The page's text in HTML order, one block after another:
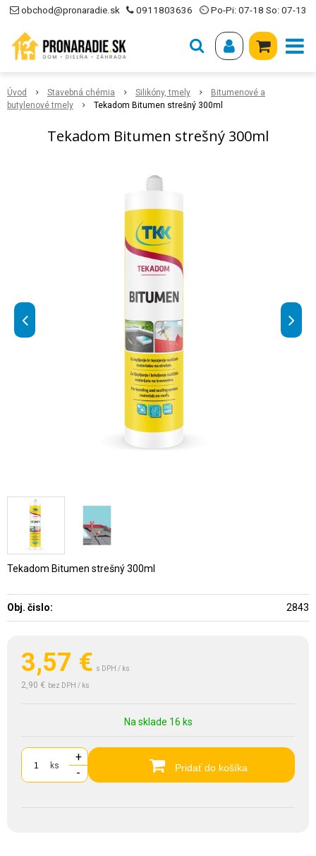
obchod@pronaradie.sk 0911803636 ⏲ Po-Pi: 07-18 So: 07-13
Úvod Stavebná chémia Silikóny, tmely
Bitumenové a
butylenové tmely
Tekadom Bitumen strešný 300ml
Tekadom Bitumen strešný 300ml
3,57 € s DPH / ks
2,90 € bez DPH / ks
Na sklade 16 ks
ks
+
-
Pridať do košíka
Tekadom Bitumen strešný 300ml
Obj. čislo: 2843